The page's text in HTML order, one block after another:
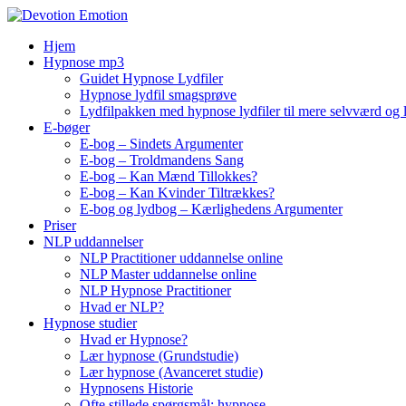
Skip
contentHjem
Hypnose mp3
Guidet Hypnose Lydfiler
Hypnose lydfil smagsprøve
Lydfilpakken med hypnose lydfiler til mere selvværd og
E-bøger
E-bog – Sindets Argumenter
E-bog – Troldmandens Sang
E-bog – Kan Mænd Tillokkes?
E-bog – Kan Kvinder Tiltrækkes?
E-bog og lydbog – Kærlighedens Argumenter
Priser
NLP uddannelser
NLP Practitioner uddannelse online
NLP Master uddannelse online
NLP Hypnose Practitioner
Hvad er NLP?
Hypnose studier
Hvad er Hypnose?
Lær hypnose (Grundstudie)
Lær hypnose (Avanceret studie)
Hypnosens Historie